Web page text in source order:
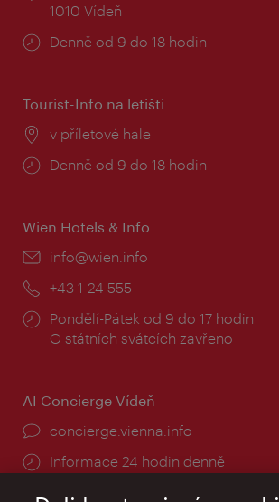
1010 Vídeň
Provozní
Denně od 9 do 18 hodin
Tourist-Info na letišti
Místo:
v příletové hale
Provozní
Denně od 9 do 18 hodin
Wien Hotels & Info
E-
info@wien.info
Telefon:
+43-1-24 555
Provozní
doba:
Pondělí-Pátek od 9 do 17 hodin
O státních svátcích zavřeno
AI Concierge Vídeň
concierge.vienna.info
Informace 24 hodin denně